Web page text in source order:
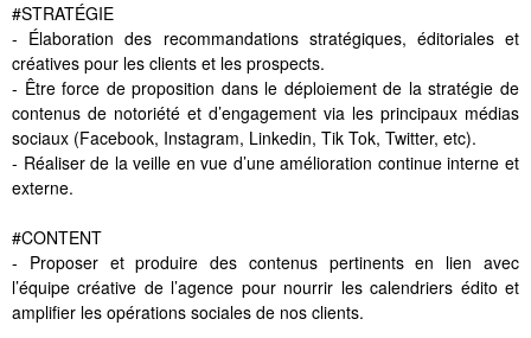
#STRATÉGIE
- Élaboration des recommandations stratégiques, éditoriales et
créatives pour les clients et les prospects.
- Être force de proposition dans le déploiement de la stratégie de
contenus de notoriété et d’engagement via les principaux médias
sociaux (Facebook, Instagram, Linkedin, Tik Tok, Twitter, etc).
- Réaliser de la veille en vue d’une amélioration continue interne et
externe.
#CONTENT
- Proposer et produire des contenus pertinents en lien avec
l’équipe créative de l’agence pour nourrir les calendriers édito et
amplifier les opérations sociales de nos clients.